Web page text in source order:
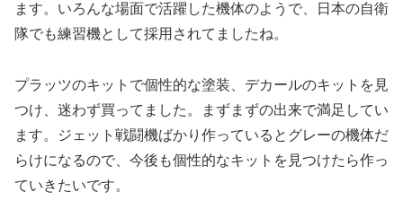
ます。いろんな場面で活躍した機体のようで、日本の自衛
隊でも練習機として採用されてましたね。
プラッツのキットで個性的な塗装、デカールのキットを見
つけ、迷わず買ってました。まずまずの出来で満足してい
ます。ジェット戦闘機ばかり作っているとグレーの機体だ
らけになるので、今後も個性的なキットを見つけたら作っ
ていきたいです。